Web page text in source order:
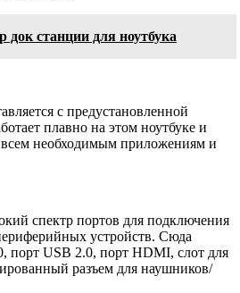
док станции для ноутбука
с предустановленной
плавно на этом ноутбуке и
всем необходимым приложениям и
спектр портов для подключения
устройств. Сюда
порт USB 2.0, порт HDMI, слот для
разъем для наушников/